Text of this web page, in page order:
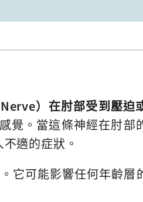
）在肘部受到壓迫
覺。當這條神經在肘部
適的症狀。
。它可能影響任何年齡